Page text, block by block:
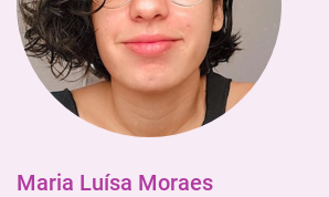
Maria Luísa Moraes